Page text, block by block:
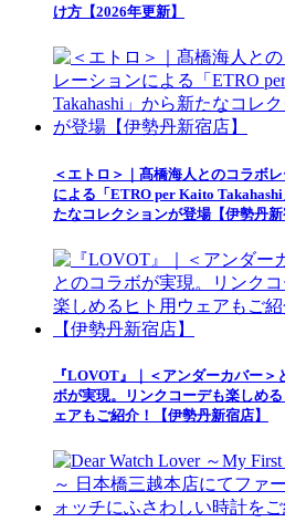
け方【2026年更新】
＜エトロ＞｜髙橋海人とのコラボ
による「ETRO per Kaito
たなコレクションが登場【伊勢丹新
『LOVOT』｜＜アンダーカバー＞
ボが実現。リンクコーデも楽しめ
ェアもご紹介！【伊勢丹新宿店】